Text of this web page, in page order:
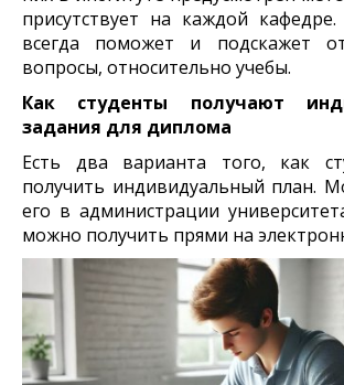
присутствует на каждой
всегда поможет и подскажет
вопросы, относительно учебы.
Как студенты получают
задания для диплома
Есть два варианта того, как
получить индивидуальный план.
его в администрации
можно получить прями на